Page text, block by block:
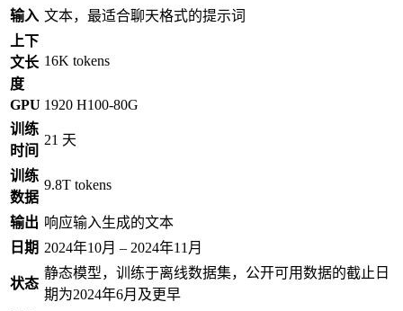
输入 文本，最适合聊天格式的提示词
上下
文长
度
16K tokens
GPU 1920 H100-80G
训练
时间
21 天
训练
数据
9.8T tokens
输出 响应输入生成的文本
日期 2024年10月 – 2024年11月
状态
静态模型，训练于离线数据集，公开可用数据的截止日
期为2024年6月及更早